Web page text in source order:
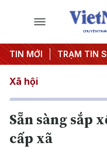
CHUYÊN
TIN MỚI TRẠM TIN
#Đưa Nghị quyết thành
Xã hội
Sẵn sàng sắp
cấp xã